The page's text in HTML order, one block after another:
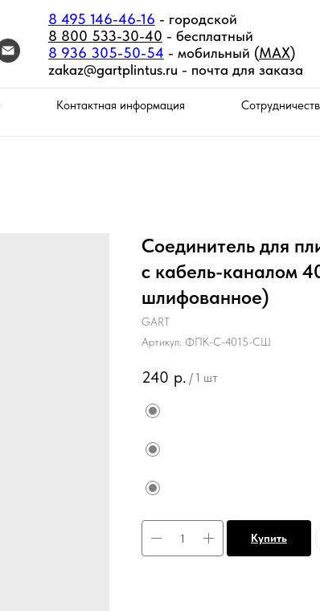
8 495 146-46-16 - городской
8 800 533-30-40 - бесплатный
8 936 305-50-54 - мобильный (MAX)
zakaz@gartplintus.ru - почта для заказа
Контактная информация
Соединитель для
с кабель-каналом
шлифованное)
GART
Артикул: ФПК-С-4015-СШ
240 р. / 1 шт
Купить